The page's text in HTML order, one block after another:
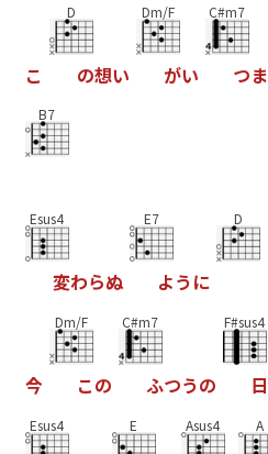
こ
D
の想い
Dm/F
がい
C#m7
つま
B7
Esus4
変わらぬ
E7
よう に
D
今
Dm/F
この
C#m7
ふつうの
F#sus4
日
Esus4 E Asus4 A